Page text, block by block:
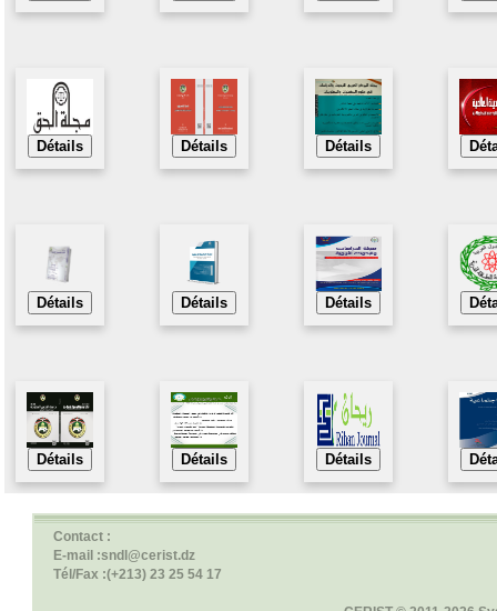
Détails Détails Détails
Détails Détails Détails
Détails Détails Détails
Contact :
E-mail :sndl@cerist.dz
Tél/Fax :(+213) 23 25 54 17